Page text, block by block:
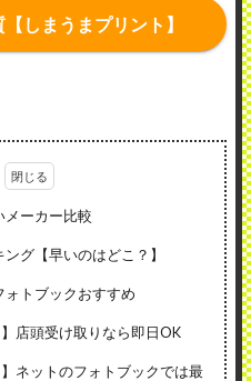
しまうまプリント】
メーカー比較
グ【早いのはどこ？】
トブックおすすめ
店頭受け取りなら即日OK
ネットのフォトブックでは最